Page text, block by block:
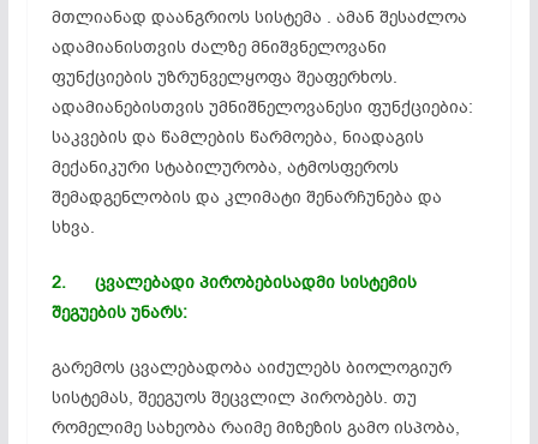
მთლიანად დაანგრიოს სისტემა . ამან შესაძლოა
ადამიანისთვის ძალზე მნიშვნელოვანი
ფუნქციების უზრუნველყოფა შეაფერხოს.
ადამიანებისთვის უმნიშნელოვანესი ფუნქციებია:
საკვების და წამლების წარმოება, ნიადაგის
მექანიკური სტაბილურობა, ატმოსფეროს
შემადგენლობის და კლიმატი შენარჩუნება და
სხვა.
2. ცვალებადი პირობებისადმისისტემის
შეგუების უნარს:
გარემოს ცვალებადობა აიძულებს ბიოლოგიურ
სისტემას, შეეგუოს შეცვლილ პირობებს. თუ
რომელიმე სახეობა რაიმე მიზეზის გამო ისპობა,